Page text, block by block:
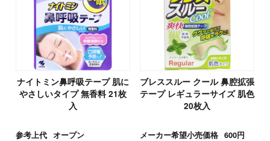
ナイトミン鼻呼吸テープ 肌に
やさしいタイプ 無香料 21枚
入
参考上代 オープン
ブレススルー クール 鼻腔拡張
テープ レギュラーサイズ 肌色
20枚入
メーカー希望小売価格 600円